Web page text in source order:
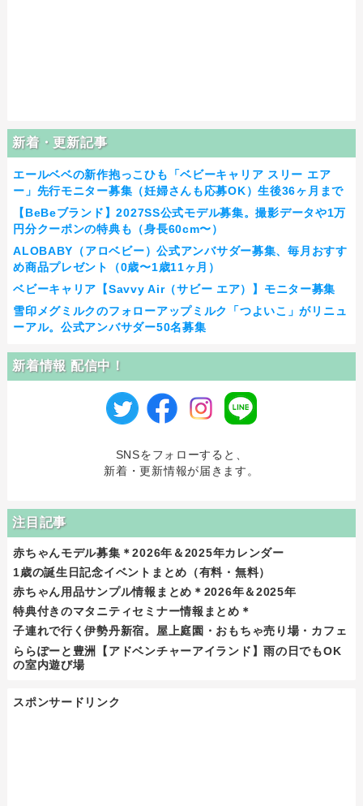
新着・更新記事
エールベベの新作抱っこひも「ベビーキャリア スリー エア
ー」先行モニター募集（妊婦さんも応募OK）生後36ヶ月まで
【BeBeブランド】2027SS公式モデル募集。撮影データや1万
円分クーポンの特典も（身長60cm〜）
ALOBABY（アロベビー）公式アンバサダー募集、毎月おすす
め商品プレゼント（0歳〜1歳11ヶ月）
ベビーキャリア【Savvy Air（サビー エア）】モニター募集
雪印メグミルクのフォローアップミルク「つよいこ」がリニュ
ーアル。公式アンバサダー50名募集
新着情報 配信中！
SNSをフォローすると、
新着・更新情報が届きます。
注目記事
赤ちゃんモデル募集＊2026年＆2025年カレンダー
1歳の誕生日記念イベントまとめ（有料・無料）
赤ちゃん用品サンプル情報まとめ＊2026年＆2025年
特典付きのマタニティセミナー情報まとめ＊
子連れで行く伊勢丹新宿。屋上庭園・おもちゃ売り場・カフェ
ららぽーと豊洲【アドベンチャーアイランド】雨の日でもOK
の室内遊び場
スポンサードリンク